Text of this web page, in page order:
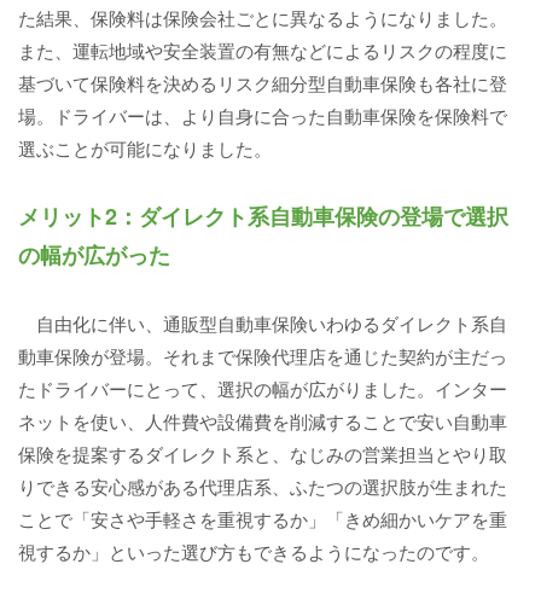
た結果、保険料は保険会社ごとに異なるようになりました。
また、運転地域や安全装置の有無などによるリスクの程度に
基づいて保険料を決めるリスク細分型自動車保険も各社に登
場。ドライバーは、より自身に合った自動車保険を保険料で
選ぶことが可能になりました。
メリット2：ダイレクト系自動車保険の登場で選択
の幅が広がった
自由化に伴い、通販型自動車保険いわゆるダイレクト系自
動車保険が登場。それまで保険代理店を通じた契約が主だっ
たドライバーにとって、選択の幅が広がりました。インター
ネットを使い、人件費や設備費を削減することで安い自動車
保険を提案するダイレクト系と、なじみの営業担当とやり取
りできる安心感がある代理店系、ふたつの選択肢が生まれた
ことで「安さや手軽さを重視するか」「きめ細かいケアを重
視するか」といった選び方もできるようになったのです。